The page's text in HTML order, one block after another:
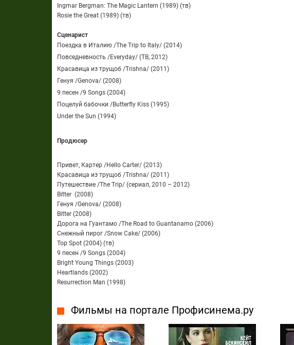
Ingmar Bergman: The Magic Lantern (1989) (тв)
Rosie the Great (1989) (тв)
Сценарист
Поездка в Италию /The Trip to Italy/ (2014)
Повседневность /Everyday/ (ТВ, 2012)
Красавица из трущоб /Trishna/ (2011)
Генуя /Genova/ (2008)
9 песен /9 Songs (2004)
Поцелуй бабочки /Butterfly Kiss (1995)
Under the Sun (1994)
Продюсер
Привет, Картер /Hello Carter/ (2013)
Красавица из трущоб /Trishna/ (2011)
Путешествие /The Trip/ (сериал, 2010 – 2012)
Bitter (2008)
Генуя /Genova/ (2008)
Bitter (2008)
Дорога на Гуантамо /The Road to Guantanamo (2006)
Снежный пирог /Snow Cake/ (2006)
Top Spot (2004) (тв)
9 песен /9 Songs (2004)
Bright Young Things (2003)
Heartlands (2002)
Resurrection Man (1998)
Фильмы на портале Профисинема.ру